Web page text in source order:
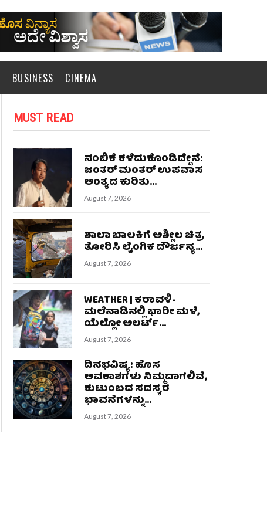
BUSINESS CINEMA
MUST READ
ನಂಬಿಕೆ ಕಳೆದುಕೊಂಡಿದ್ದೇನೆ:
ಜಂತರ್ ಮಂತರ್ ಉಪವಾಸ
ಅಂತ್ಯದ ಕುರಿತು...
August 7, 2026
ಶಾಲಾ ಬಾಲಕಿಗೆ ಅಶ್ಲೀಲ ಚಿತ್ರ
ತೋರಿಸಿ ಲೈಂಗಿಕ ದೌರ್ಜನ್ಯ...
August 7, 2026
WEATHER | ಕರಾವಳಿ-
ಮಲೆನಾಡಿನಲ್ಲಿ ಭಾರೀ ಮಳೆ,
ಯೆಲ್ಲೋ ಅಲರ್ಟ್‌...
August 7, 2026
ದಿನಭವಿಷ್ಯ: ಹೊಸ
ಅವಕಾಶಗಳು ನಿಮ್ಮದಾಗಲಿವೆ,
ಕುಟುಂಬದ ಸದಸ್ಯರ
ಭಾವನೆಗಳನ್ನು...
August 7, 2026